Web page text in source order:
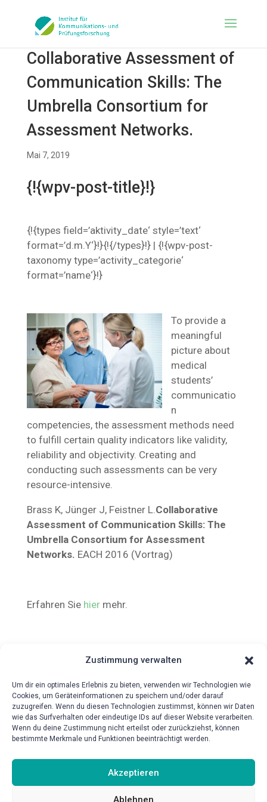
Zustimmung verwalten
Um dir ein optimales Erlebnis zu bieten, verwenden wir Technologien wie
Cookies, um Geräteinformationen zu speichern und/oder darauf
zuzugreifen. Wenn du diesen Technologien zustimmst, können wir Daten
wie das Surfverhalten oder eindeutige IDs auf dieser Website verarbeiten.
Wenn du deine Zustimmung nicht erteilst oder zurückziehst, können
bestimmte Merkmale und Funktionen beeinträchtigt werden.
Akzeptieren
Ablehnen
Collaborative Assessment of
Communication Skills: The
Umbrella Consortium for
Assessment Networks.
Mai 7, 2019
{!{wpv-post-title}!}
{!{types field=’aktivity_date‘ style=’text‘
format=’d.m.Y‘}!}{!{/types}!} | {!{wpv-post-
taxonomy type=’activity_categorie‘
format=’name‘}!}
To provide a
meaningful
picture about
medical
students’
communicatio
n
competencies, the assessment methods need
to fulfill certain quality indicators like validity,
reliability and objectivity. Creating and
conducting such assessments can be very
resource-intensive.
Brass K, Jünger J, Feistner L.Collaborative
Assessment of Communication Skills: The
Umbrella Consortium for Assessment
Networks. EACH 2016 (Vortrag)
Erfahren Sie hiermehr.
{!{wpv-post-date format=’d.m.Y‘}!}